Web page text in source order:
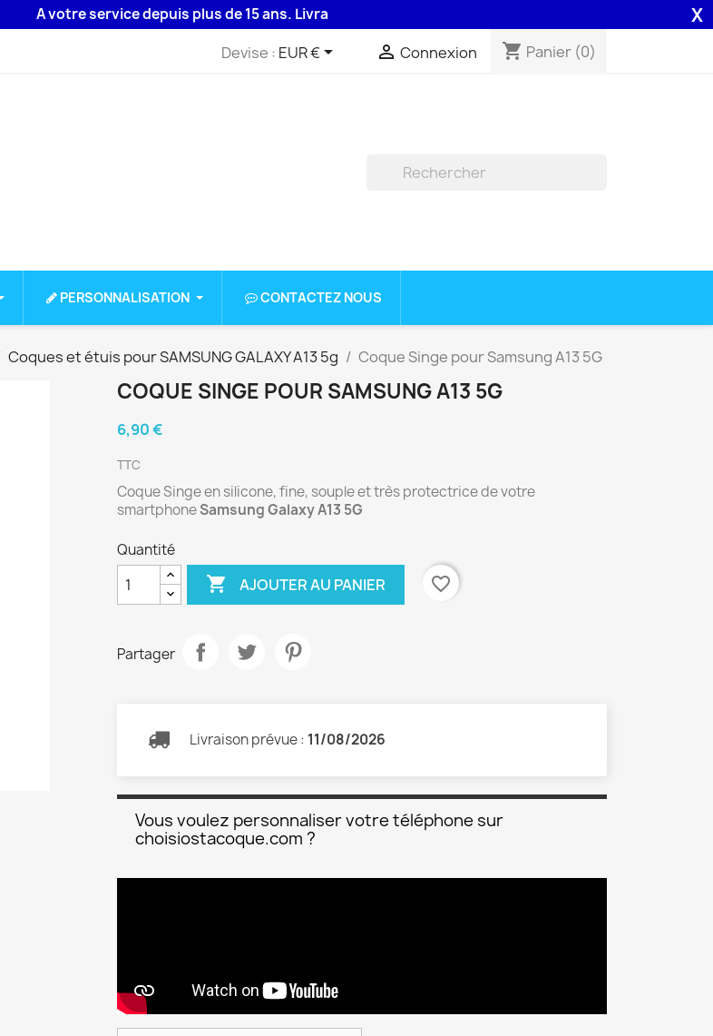
A votre service depuis plus de 15 ans. Livraison 48H assurée par la Poste . X
Devise : EUR €  Connexion shopping_cart Panier (0)
PERSONNALISATION CONTACTEZ NOUS
Coques et étuis pour SAMSUNG GALAXY A13 5g Coque Singe pour Samsung A13 5G
COQUE SINGE POUR SAMSUNG A13 5G
6,90 €
TTC
Coque Singe en silicone, fine, souple et très protectrice de votre
smartphoneSamsung Galaxy A13 5G
Quantité
 AJOUTER AU PANIER favorite_border
Partager
Livraison prévue : 11/08/2026
Vous voulez personnaliser votre téléphone sur
choisiostacoque.com ?